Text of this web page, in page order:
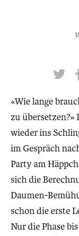
«Wie lange
zu übersetzen?»
wieder ins
im Gespräch
Party am
sich die
Daumen-
schon die erste
Nur die Phase